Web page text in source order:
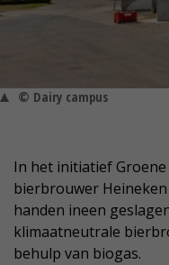
© Dairy campus
In het initiatief
bierbrouwer
handen ineen
klimaatneutrale
behulp van biogas.